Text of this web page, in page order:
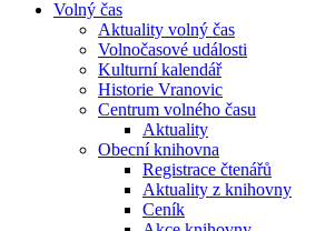
Volný čas
Aktuality volný čas
Volnočasové události
Kulturní kalendář
Historie Vranovic
Centrum volného času
Aktuality
Obecní knihovna
Registrace čtenářů
Aktuality z knihovny
Ceník